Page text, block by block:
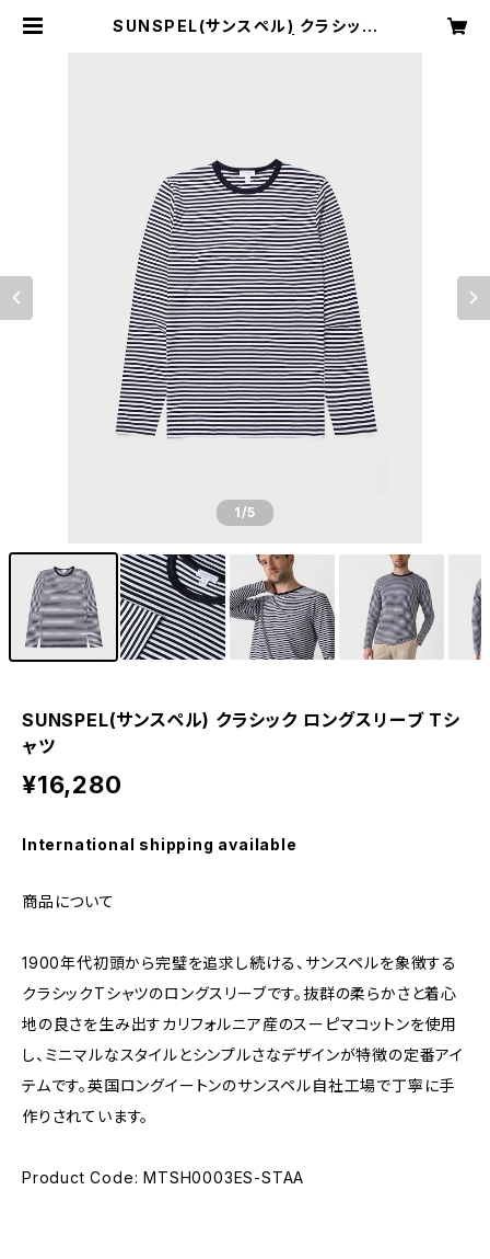
SUNSPEL(サンスペル) クラシック
1/5
SUNSPEL(サンスペル) クラシック ロングスリーブ Tシ
ャツ
¥16,280
International shipping available
商品について
1900年代初頭から完璧を追求し続ける、サンスペルを象徴する
クラシックTシャツのロングスリーブです。抜群の柔らかさと着心
地の良さを生み出すカリフォルニア産のスーピマコットンを使用
し、ミニマルなスタイルとシンプルさなデザインが特徴の定番アイ
テムです。英国ロングイートンのサンスペル自社工場で丁寧に手
作りされています。
Product Code: MTSH0003ES-STAA